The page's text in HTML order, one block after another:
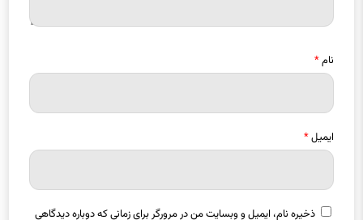
نام*
ایمیل*
ذخیره نام، ایمیل و وبسایت من در مرورگر برای زمانی که دوباره دیدگاهی